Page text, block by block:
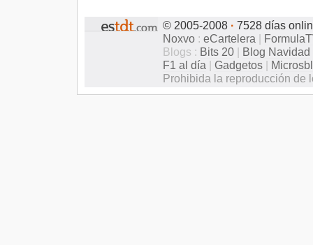
© 2005-2008 · 7528 días
Noxvo : eCartelera |
Blogs : Bits 20 | Blog Navidad
F1 al día | Gadgetos |
Prohibida la reproducción de